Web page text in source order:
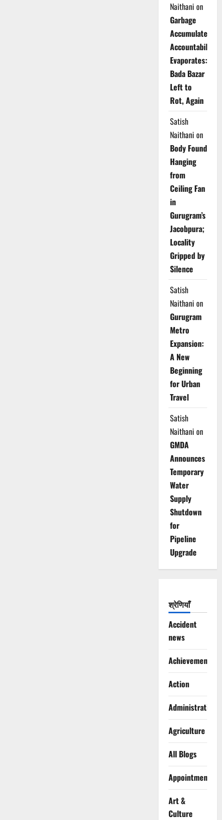
Naithani on
Garbage
Accumulates,
Accountability
Evaporates:
Bada Bazar
Left to
Rot, Again
Satish
Naithani on
Body Found
Hanging
from
Ceiling Fan
in
Gurugram’s
Jacobpura;
Locality
Gripped by
Silence
Satish
Naithani on
Gurugram
Metro
Expansion:
A New
Beginning
for Urban
Travel
Satish
Naithani on
GMDA
Announces
Temporary
Water
Supply
Shutdown
for
Pipeline
Upgrade
श्रेणियाँ
Accident
news
Achievements
Action
Administration
Agriculture
All Blogs
Appointments
Art &
Culture